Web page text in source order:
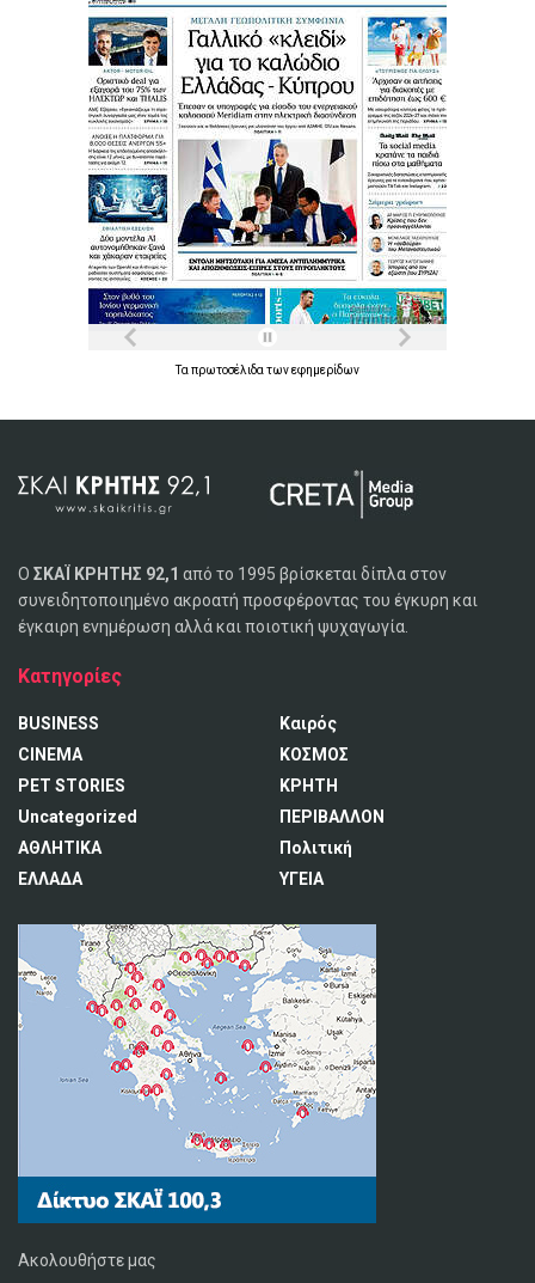
Τα πρωτοσέλιδα τωνεφημερίδων
Ο ΣΚΑΪ ΚΡΗΤΗΣ 92,1 από το 1995 βρίσκεται δίπλα στον
συνειδητοποιημένο ακροατή προσφέροντας του έγκυρη και
έγκαιρη ενημέρωση αλλά και ποιοτική ψυχαγωγία.
Κατηγορίες
BUSINESS
CINEMA
PET STORIES
Uncategorized
ΑΘΛΗΤΙΚΑ
ΕΛΛΑΔΑ
Καιρός
ΚΟΣΜΟΣ
ΚΡΗΤΗ
ΠΕΡΙΒΑΛΛΟΝ
Πολιτική
ΥΓΕΙΑ
Ακολουθήστε μας